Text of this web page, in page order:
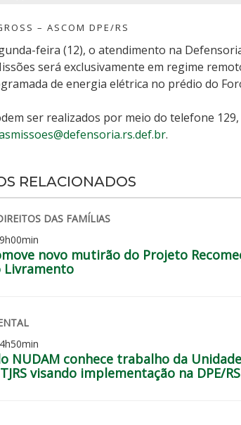
– ASCOM DPE/RS
feira (12), o atendimento na
será exclusivamente em regime
de energia elétrica no prédio do
ser realizados por meio do telefone
.
RELACIONADOS
DAS FAMÍLIAS
novo mutirão do Projeto
Livramento
NUDAM conhece trabalho da
TJRS visando implementação na DPE/RS